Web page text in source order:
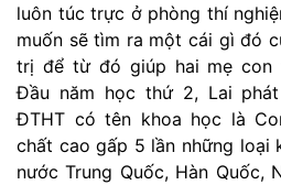
luôn túc trực ở phòng thí
muốn sẽ tìm ra một cái gì đó
trị để từ đó giúp hai mẹ con
Đầu năm học thứ 2, Lai
ĐTHT có tên khoa học là
chất cao gấp 5 lần những loại
nước Trung Quốc, Hàn Quốc,